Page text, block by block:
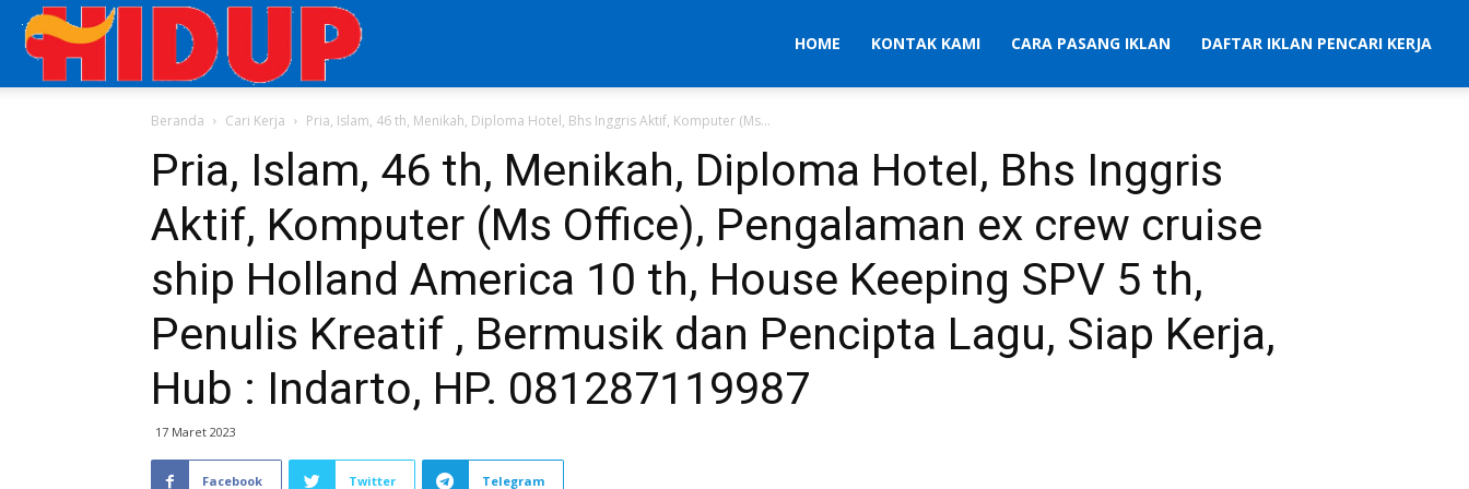
Cari
Kerja
Majalah
HIDUP
HOME KONTAK KAMI CARA PASANG IKLAN DAFTAR IKLAN PENCARI KERJA
Beranda Cari Kerja Pria, Islam, 46 th, Menikah, Diploma Hotel, Bhs Inggris Aktif, Komputer (Ms...
Pria, Islam, 46 th, Menikah, Diploma Hotel, Bhs Inggris
Aktif, Komputer (Ms Office), Pengalaman ex crew cruise
ship Holland America 10 th, House Keeping SPV 5 th,
Penulis Kreatif , Bermusik dan Pencipta Lagu, Siap Kerja,
Hub : Indarto, HP. 081287119987
17 Maret 2023
Facebook Twitter Telegram